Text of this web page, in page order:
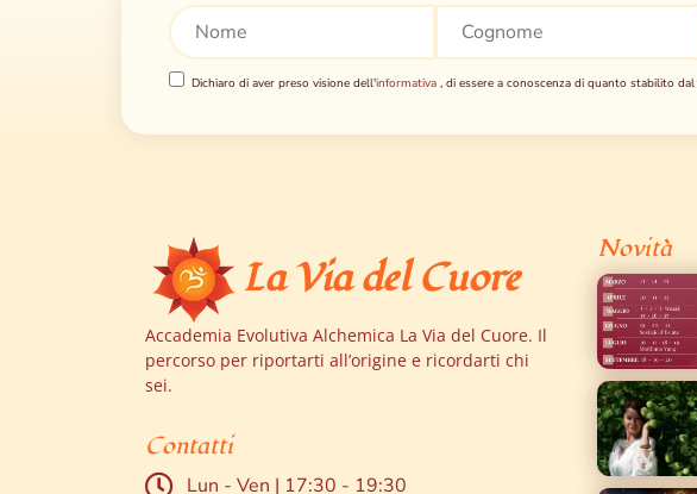
Dichiaro di aver preso visione dell'informativa , di essere a conoscenza di quanto stabilito
La Via del Cuore
Accademia Evolutiva Alchemica La Via del Cuore. Il
percorso per riportarti all’origine e ricordarti chi
sei.
Contatti
Lun - Ven | 17:30 - 19:30
Novità